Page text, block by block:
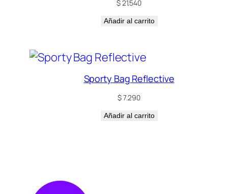
$21.540
Añadir al carrito
Sporty Bag Reflective
$7.290
Añadir al carrito